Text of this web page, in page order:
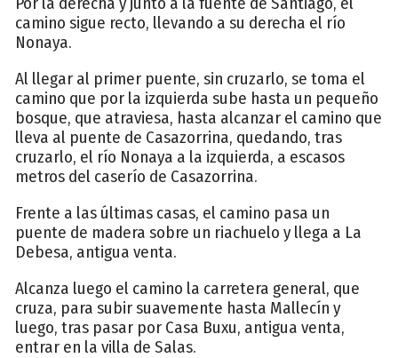
camino sigue recto, llevando a su derecha el río
Nonaya.
Al llegar al primer puente, sin cruzarlo, se toma el
camino que por la izquierda sube hasta un pequeño
bosque, que atraviesa, hasta alcanzar el camino que
lleva al puente de Casazorrina, quedando, tras
cruzarlo, el río Nonaya a la izquierda, a escasos
metros del caserío de Casazorrina.
Frente a las últimas casas, el camino pasa un
puente de madera sobre un riachuelo y llega a La
Debesa, antigua venta.
Alcanza luego el camino la carretera general, que
cruza, para subir suavemente hasta Mallecín y
luego, tras pasar por Casa Buxu, antigua venta,
entrar en la villa de Salas.